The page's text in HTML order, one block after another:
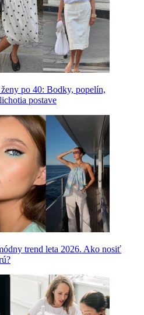
po 40: Bodky, popelín,
postave
trend leta 2026. Ako nosiť